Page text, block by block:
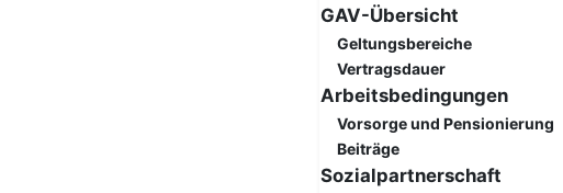
GAV-Übersicht
Geltungsbereiche
Vertragsdauer
Arbeitsbedingungen
Vorsorge und Pensionierung
Beiträge
Sozialpartnerschaft